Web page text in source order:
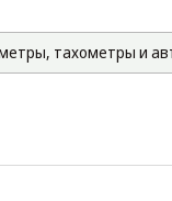
тахометры и